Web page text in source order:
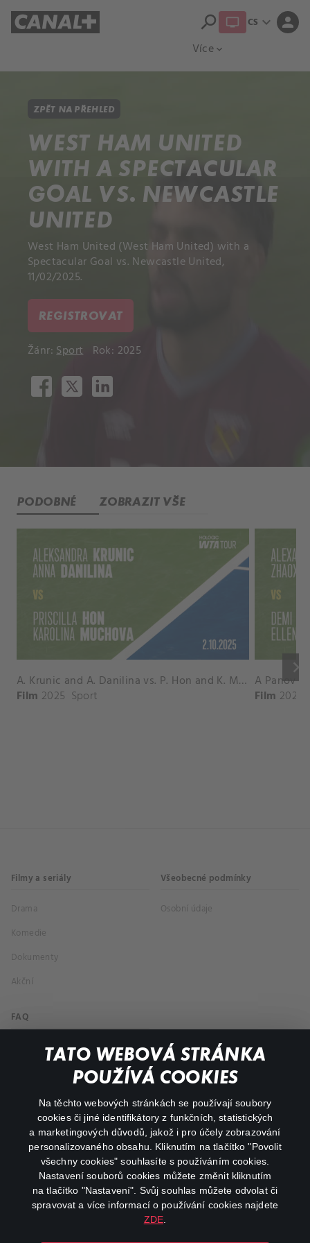
TATO WEBOVÁ STRÁNKA
POUŽÍVÁ COOKIES
Na těchto webových stránkách se používají soubory
cookies či jiné identifikátory z funkčních, statistických
a marketingových důvodů, jakož i pro účely zobrazování
personalizovaného obsahu. Kliknutím na tlačítko "Povolit
všechny cookies" souhlasíte s používáním cookies.
Nastavení souborů cookies můžete změnit kliknutím
na tlačítko "Nastavení". Svůj souhlas můžete odvolat či
spravovat a více informací o používání cookies najdete
ZDE
Více expand_more
search CS expand_more person
ZPĚT NA PŘEHLED
WEST HAM UNITED
WITH A SPECTACULAR
GOAL VS. NEWCASTLE
UNITED
West Ham United (West Ham United) with a
Spectacular Goal vs. Newcastle United,
11/02/2025.
REGISTROVAT
Žánr:Sport Rok: 2025
PODOBNÉ ZOBRAZIT VŠE
keyboard_arrow_right
A. Krunic and A. Danilina vs. P. Hon and K. Muchova Match Highlights - BEIJING_Capital Group Diamond ( October 02, 2025)
Film 2025 Sport Film 2026
Filmy a seriály
Drama
Komedie
Dokumenty
Akční
Všeobecné podmínky
Osobní údaje
FAQ
Můj účet
Důležité odkazy
facebookinstagram
youtube